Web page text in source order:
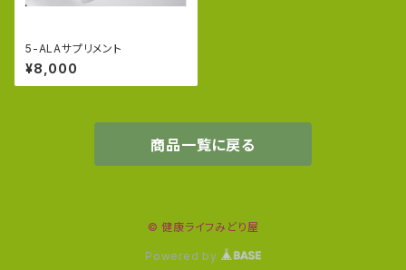
5-ALAサプリメント
¥8,000
商品一覧に戻る
© 健康ライフみどり屋
Powered by